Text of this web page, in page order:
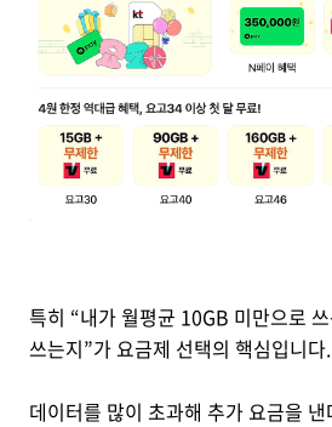
특히 “내가 월평균 10GB 미만으로
쓰는지”가 요금제 선택의 핵심입니다.
데이터를 많이 초과해 추가 요금을